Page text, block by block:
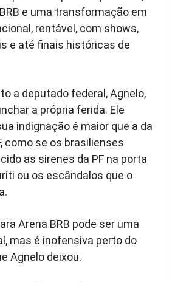
e uma transformação em
rentável, com shows,
e até finais históricas de
a deputado federal, Agnelo,
a própria ferida. Ele
indignação é maior que a da
como se os brasilienses
as sirenes da PF na porta
ou os escândalos que o
Arena BRB pode ser uma
mas é inofensiva perto do
Agnelo deixou.